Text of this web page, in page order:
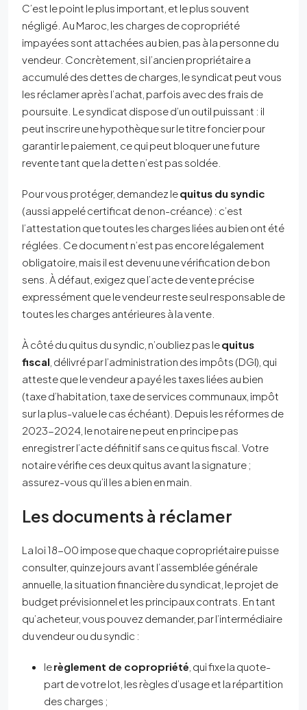
C’est le point le plus important, et le plus souvent
négligé. Au Maroc, les charges de copropriété
impayées sont attachées au bien, pas à la personne du
vendeur. Concrètement, si l’ancien propriétaire a
accumulé des dettes de charges, le syndicat peut vous
les réclamer après l’achat, parfois avec des frais de
poursuite. Le syndicat dispose d’un outil puissant : il
peut inscrire une hypothèque sur le titre foncier pour
garantir le paiement, ce qui peut bloquer une future
revente tant que la dette n’est pas soldée.
Pour vous protéger, demandez lequitus du syndic
(aussi appelé certificat de non-créance) : c’est
l’attestation que toutes les charges liées au bien ont été
réglées. Ce document n’est pas encore légalement
obligatoire, mais il est devenu une vérification de bon
sens. À défaut, exigez que l’acte de vente précise
expressément que le vendeur reste seul responsable de
toutes les charges antérieures à la vente.
À côté du quitus du syndic, n’oubliez pas lequitus
fiscal , délivré par l’administration des impôts (DGI), qui
atteste que le vendeur a payé les taxes liées au bien
(taxe d’habitation, taxe de services communaux, impôt
sur la plus-value le cas échéant). Depuis les réformes de
2023-2024, le notaire ne peut en principe pas
enregistrer l’acte définitif sans ce quitus fiscal. Votre
notaire vérifie ces deux quitus avant la signature ;
assurez-vous qu’il les a bien en main.
Les documents à réclamer
La loi 18-00 impose que chaque copropriétaire puisse
consulter, quinze jours avant l’assemblée générale
annuelle, la situation financière du syndicat, le projet de
budget prévisionnel et les principaux contrats. En tant
qu’acheteur, vous pouvez demander, par l’intermédiaire
du vendeur ou du syndic :
lerèglement de copropriété , qui fixe la quote-
part de votre lot, les règles d’usage et la répartition
des charges ;